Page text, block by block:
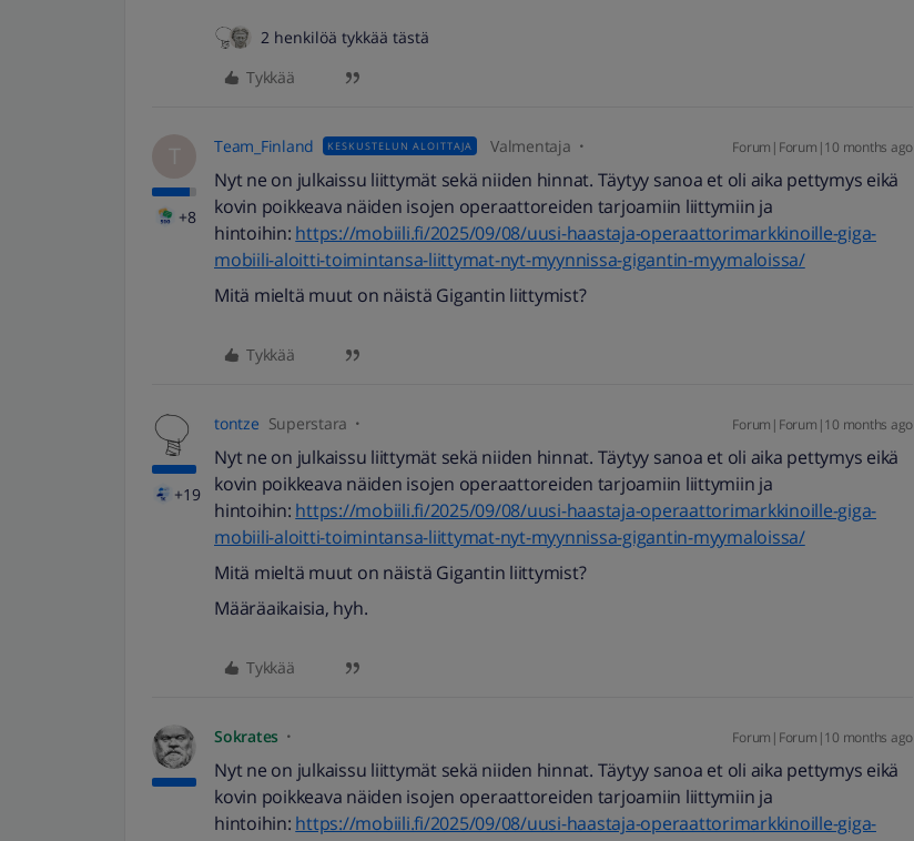
2 henkilöä tykkää tästä
Tykkää
T
+8
Team_Finland KESKUSTELUN ALOITTAJA Valmentaja Forum|Forum|10 months ago
Nyt ne on julkaissu liittymät sekä niiden hinnat. Täytyy sanoa et oli aika pettymys eikä
kovin poikkeava näiden isojen operaattoreiden tarjoamiin liittymiin ja
hintoihin: https://mobiili.fi/2025/09/08/uusi-haastaja-operaattorimarkkinoille-giga-
mobiili-aloitti-toimintansa-liittymat-nyt-myynnissa-gigantin-myymaloissa/
Mitä mieltä muut on näistä Gigantin liittymist?
Tykkää
+19
tontze Superstara Forum|Forum|10 months ago
Nyt ne on julkaissu liittymät sekä niiden hinnat. Täytyy sanoa et oli aika pettymys eikä
kovin poikkeava näiden isojen operaattoreiden tarjoamiin liittymiin ja
hintoihin: https://mobiili.fi/2025/09/08/uusi-haastaja-operaattorimarkkinoille-giga-
mobiili-aloitti-toimintansa-liittymat-nyt-myynnissa-gigantin-myymaloissa/
Mitä mieltä muut on näistä Gigantin liittymist?
Määräaikaisia, hyh.
Tykkää
Sokrates Forum|Forum|10 months ago
Nyt ne on julkaissu liittymät sekä niiden hinnat. Täytyy sanoa et oli aika pettymys eikä
kovin poikkeava näiden isojen operaattoreiden tarjoamiin liittymiin ja
hintoihin: https://mobiili.fi/2025/09/08/uusi-haastaja-operaattorimarkkinoille-giga-